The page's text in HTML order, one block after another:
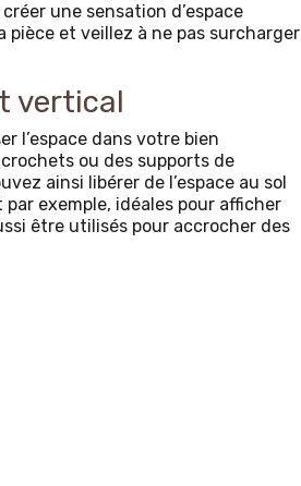
une sensation d’espace
pièce et veillez à ne pas surcharger
vertical
l’espace dans votre bien
ou des supports de
ainsi libérer de l’espace au sol
exemple, idéales pour afficher
être utilisés pour accrocher des